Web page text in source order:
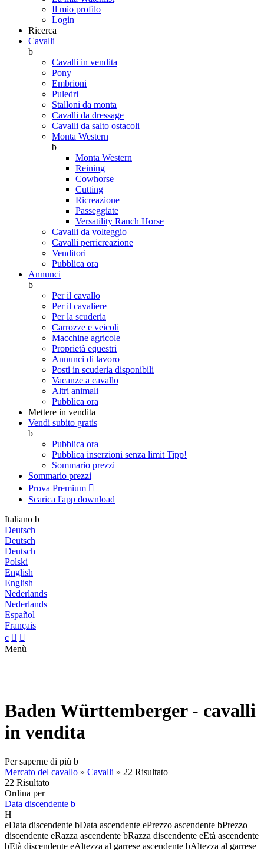
Il mio profilo
Login
Ricerca
Cavalli
b
Cavalli in vendita
Pony
Embrioni
Puledri
Stalloni da monta
Cavalli da dressage
Cavalli da salto ostacoli
Monta Western
b
Monta Western
Reining
Cowhorse
Cutting
Ricreazione
Passeggiate
Versatility Ranch Horse
Cavalli da volteggio
Cavalli perricreazione
Venditori
Pubblica ora
Annunci
b
Per il cavallo
Per il cavaliere
Per la scuderia
Carrozze e veicoli
Macchine agricole
Proprietà equestri
Annunci di lavoro
Posti in scuderia disponibili
Vacanze a cavallo
Altri animali
Pubblica ora
Mettere in vendita
Vendi subito gratis
b
Pubblica ora
Pubblica inserzioni senza limit Tipp!
Sommario prezzi
Sommario prezzi
Prova Premium 
Scarica l'app download
Italiano b
Deutsch
Deutsch
Deutsch
Polski
English
English
Nederlands
Nederlands
Español
Français
c  
Menù
Baden Württemberger - cavalli
in vendita
Per saperne di più b
Mercato del cavallo » Cavalli » 22 Risultato
22 Risultato
Ordina per
Data discendente b
H
eData discendente bData ascendente ePrezzo ascendente bPrezzo
discendente eRazza ascendente bRazza discendente eEtà ascendente
bEtà discendente eAltezza al garrese ascendente bAltezza al garrese